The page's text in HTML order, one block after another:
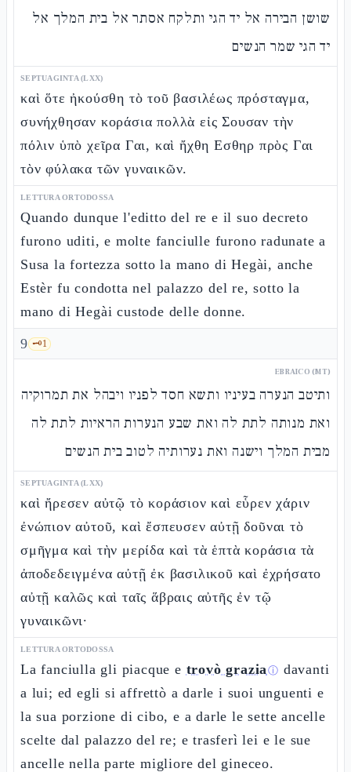
שושן הבירה אל יד הגי ותלקח אסתר אל בית המלך אל
יד הגי שמר הנשים
SEPTUAGINTA (LXX)
καὶ ὅτε ἠκούσθη τὸ τοῦ βασιλέως πρόσταγμα,
συνήχθησαν κοράσια πολλὰ εἰς Σουσαν τὴν
πόλιν ὑπὸ χεῖρα Γαι, καὶ ἤχθη Εσθηρ πρὸς Γαι
τὸν φύλακα τῶν γυναικῶν.
LETTURA ORTODOSSA
Quando dunque l'editto del re e il suo decreto
furono uditi, e molte fanciulle furono radunate a
Susa la fortezza sotto la mano di Hegài, anche
Estèr fu condotta nel palazzo del re, sotto la
mano di Hegài custode delle donne.
9 🗝️1
EBRAICO (MT)
ותיטב הנערה בעיניו ותשא חסד לפניו ויבהל את תמרוקיה
ואת מנותה לתת לה ואת שבע הנערות הראיות לתת לה
מבית המלך וישנה ואת נערותיה לטוב בית הנשים
SEPTUAGINTA (LXX)
καὶ ἤρεσεν αὐτῷ τὸ κοράσιον καὶ εὗρεν χάριν
ἐνώπιον αὐτοῦ, καὶ ἔσπευσεν αὐτῇ δοῦναι τὸ
σμῆγμα καὶ τὴν μερίδα καὶ τὰ ἑπτὰ κοράσια τὰ
ἀποδεδειγμένα αὐτῇ ἐκ βασιλικοῦ καὶ ἐχρήσατο
αὐτῇ καλῶς καὶ ταῖς ἅβραις αὐτῆς ἐν τῷ
γυναικῶνι·
LETTURA ORTODOSSA
La fanciulla gli piacque e trovò graziaⓘ davanti
a lui; ed egli si affrettò a darle i suoi unguenti e
la sua porzione di cibo, e a darle le sette ancelle
scelte dal palazzo del re; e trasferì lei e le sue
ancelle nella parte migliore del gineceo.